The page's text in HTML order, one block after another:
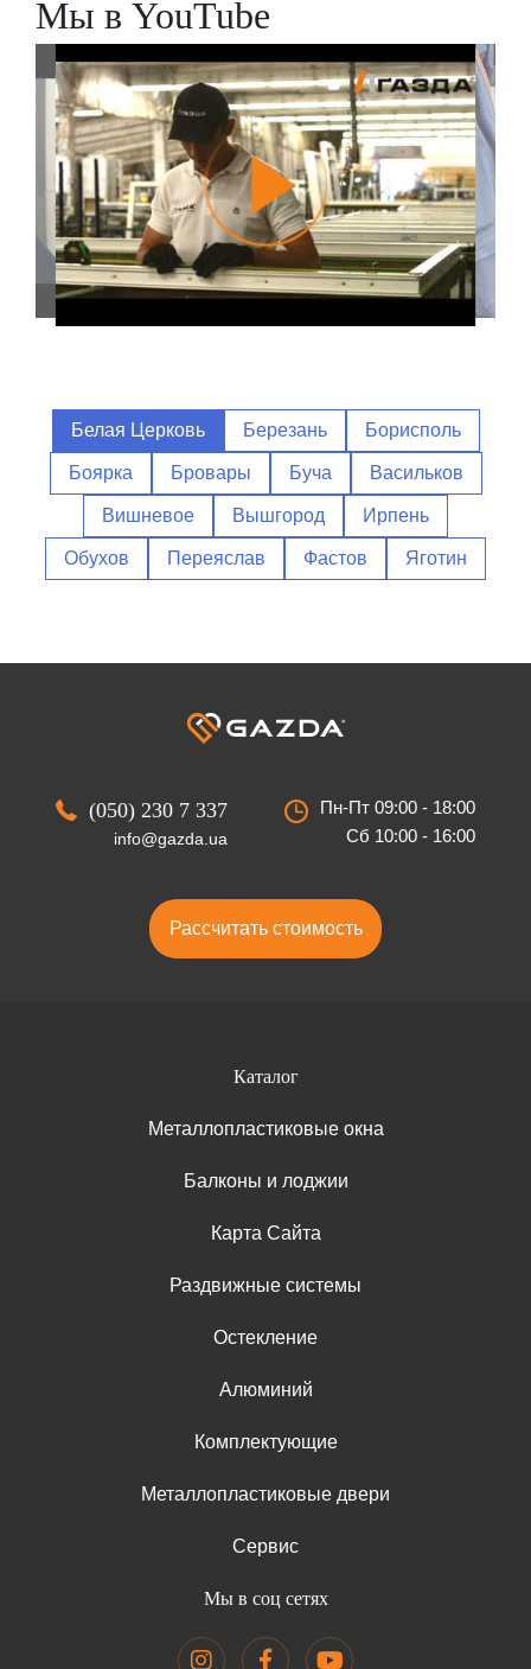
Мы в YouTube
Белая Церковь Березань Борисполь
Боярка Бровары Буча Васильков
Вишневое Вышгород Ирпень
Обухов Переяслав Фастов Яготин
(050) 230 7 337
info@gazda.ua
Пн-Пт 09:00 - 18:00
Сб 10:00 - 16:00
Рассчитать стоимость
Каталог
Металлопластиковые окна
Балконы и лоджии
Карта Сайта
Раздвижные системы
Остекление
Алюминий
Комплектующие
Металлопластиковые двери
Сервис
Мы в соц сетях